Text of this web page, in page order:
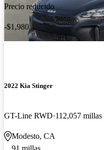
Precio reducido
-$1,980
2022 Kia Stinger
GT-Line RWD 112,057 millas
Modesto, CA